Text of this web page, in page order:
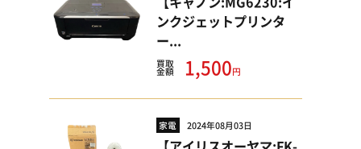
ンクジェットプリンタ
ー...
買取
金額 1,500円
家電 2024年08月03日